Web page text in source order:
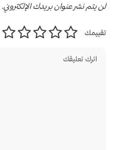
لن يتم نشر عنوان بريدك الإلكتروني.
تقييمك